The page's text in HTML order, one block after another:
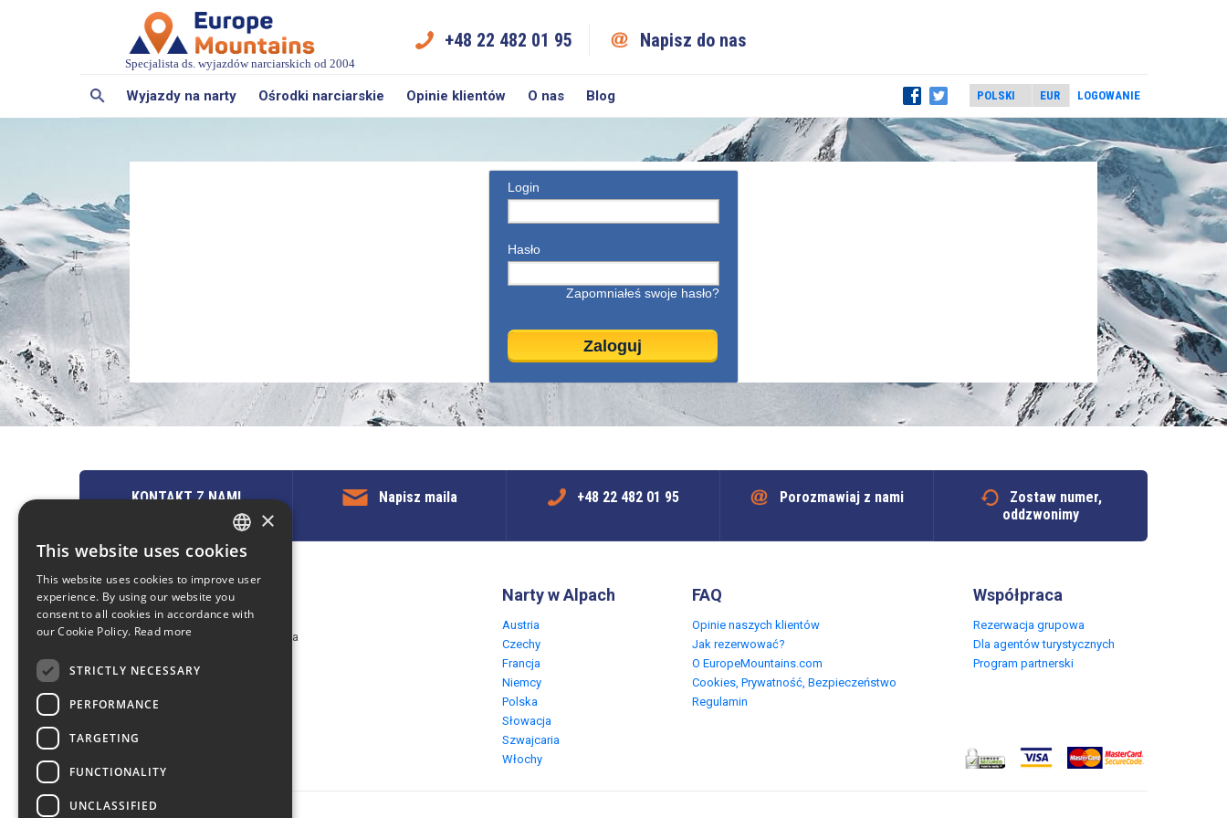
Specjalista ds. wyjazdów narciarskich od 2004
+48 22 482 01 95 Napisz do nas
Wyjazdy na narty Ośrodki narciarskie Opinie klientów O nas Blog LOGOWANIE
Login
Hasło
Zapomniałeś swoje hasło?
KONTAKT Z NAMI Napisz maila +48 22 482 01 95 Porozmawiaj z nami
Zostaw numer,
oddzwonimy
Kontakt z nami
EuropeMountains.com - eTravel S.A.
Aleje Jerozolimskie 96, 00-807 Warszawa
tel. +48 22 482 01 95
Narty w Alpach
Austria
Czechy
Francja
Niemcy
Polska
Słowacja
Szwajcaria
Włochy
FAQ
Opinie naszych klientów
Jak rezerwować?
O EuropeMountains.com
Cookies, Prywatność, Bezpieczeństwo
Regulamin
Współpraca
Rezerwacja grupowa
Dla agentów turystycznych
Program partnerski
ENGLISH
POLISH
×
This website uses cookies
This website uses cookies to improve user
experience. By using our website you
consent to all cookies in accordance with
our Cookie Policy. Read more
STRICTLY NECESSARY
PERFORMANCE
TARGETING
FUNCTIONALITY
UNCLASSIFIED